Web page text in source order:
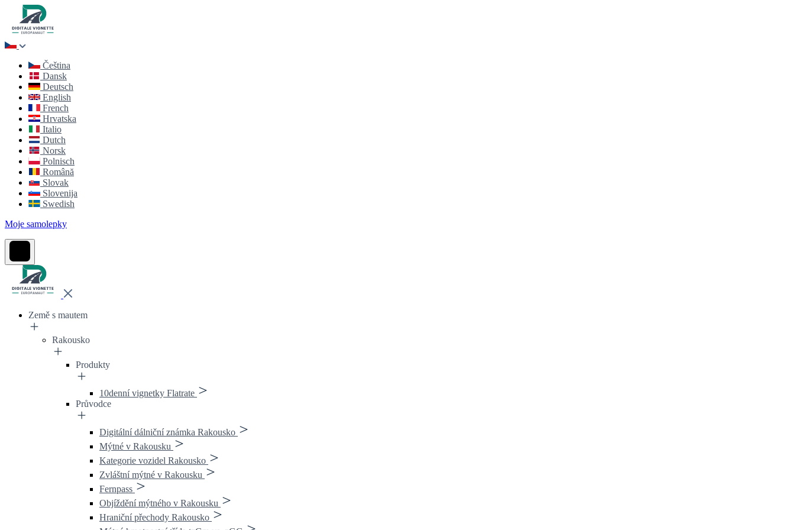
Čeština
Dansk
Deutsch
English
French
Hrvatska
Italio
Dutch
Norsk
Polnisch
Română
Slovak
Slovenija
Swedish
Moje samolepky
Země s mautem
Rakousko
Produkty
10denní vignetky Flatrate
Průvodce
Digitální dálniční známka Rakousko
Mýtné v Rakousku
Kategorie vozidel Rakousko
Zvláštní mýtné v Rakousku
Fernpass
Objíždění mýtného v Rakousku
Hraniční přechody Rakousko